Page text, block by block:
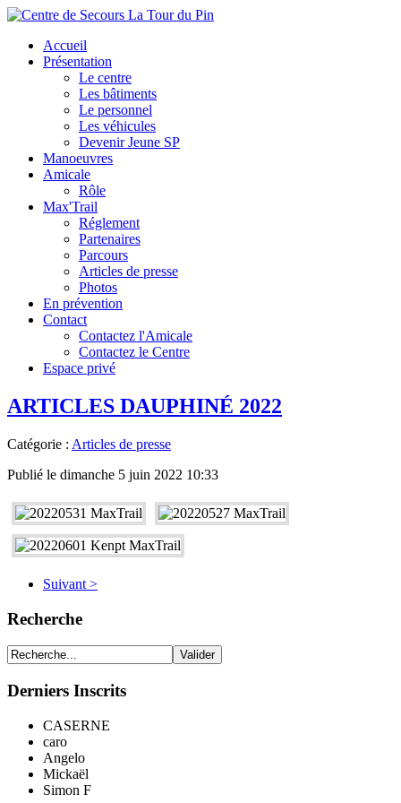
Accueil
Présentation
Le centre
Les bâtiments
Le personnel
Les véhicules
Devenir Jeune SP
Manoeuvres
Amicale
Rôle
Max'Trail
Réglement
Partenaires
Parcours
Articles de presse
Photos
En prévention
Contact
Contactez l'Amicale
Contactez le Centre
Espace privé
ARTICLES DAUPHINÉ 2022
Catégorie : Articles de presse
Publié le dimanche 5 juin 2022 10:33
Suivant >
Recherche
Derniers Inscrits
CASERNE
caro
Angelo
Mickaël
Simon F